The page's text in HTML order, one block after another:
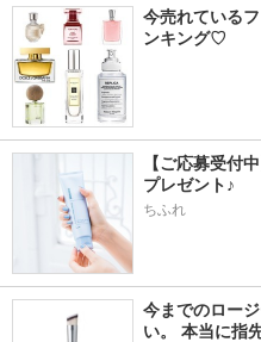
今売れている
ンキング♡
【ご応募受付
プレゼント♪
ちふれ
今までのロー
い。 本当に指